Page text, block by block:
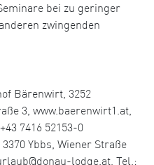
bei zu geringer
zwingenden
Bärenwirt, 3252
3, www.baerenwirt1.at,
7416 52153-0
Ybbs, Wiener Straße
lodge.at, Tel.: